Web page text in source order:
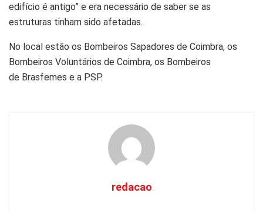
edifício é antigo” e era necessário de saber se as
estruturas tinham sido afetadas.
No local estão os Bombeiros Sapadores de Coimbra, os
Bombeiros Voluntários de Coimbra, os Bombeiros
de Brasfemes e a PSP.
redacao